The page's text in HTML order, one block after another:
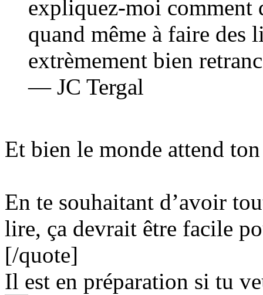
expliquez-moi comment
quand même à faire des
extrèmement bien
— JC Tergal
Et bien le monde attend
En te souhaitant d’avoir
lire, ça devrait être facile
[/quote]
Il est en préparation si tu